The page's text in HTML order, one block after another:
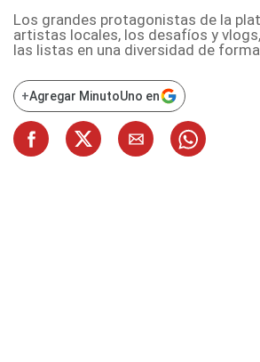
Los grandes protagonistas de la
artistas locales, los desafíos y
las listas en una diversidad de
+Agregar MinutoUno en